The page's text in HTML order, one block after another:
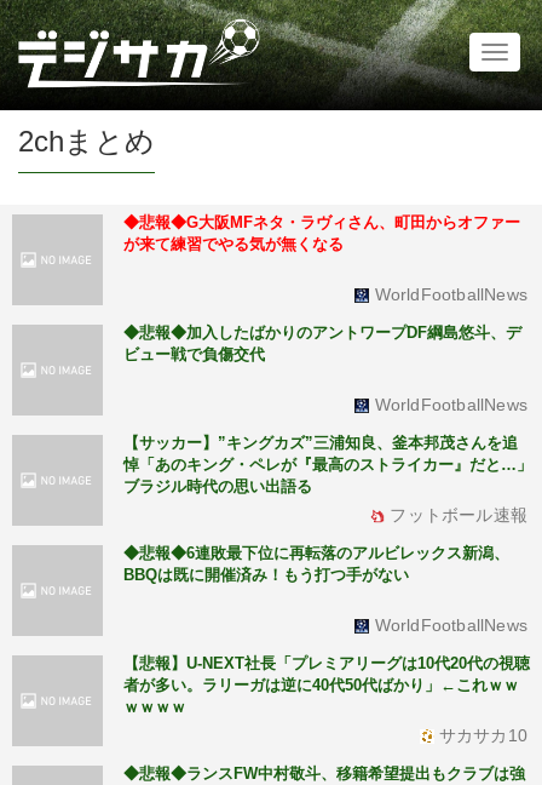
2chまとめ
◆悲報◆G大阪MFネタ・ラヴィさん、町田からオファー
が来て練習でやる気が無くなる
WorldFootballNews
◆悲報◆加入したばかりのアントワープDF綱島悠斗、デ
ビュー戦で負傷交代
WorldFootballNews
【サッカー】”キングカズ”三浦知良、釜本邦茂さんを追
悼「あのキング・ペレが『最高のストライカー』だと…」
ブラジル時代の思い出語る
フットボール速報
◆悲報◆6連敗最下位に再転落のアルビレックス新潟、
BBQは既に開催済み！もう打つ手がない
WorldFootballNews
【悲報】U-NEXT社長「プレミアリーグは10代20代の視聴
者が多い。ラリーガは逆に40代50代ばかり」←これｗｗ
ｗｗｗｗ
サカサカ10
◆悲報◆ランスFW中村敬斗、移籍希望提出もクラブは強